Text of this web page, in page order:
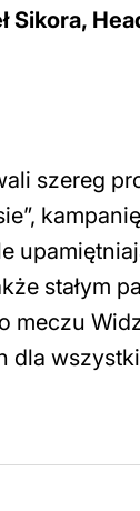
Sikora,
szereg
stałym
meczu
dla